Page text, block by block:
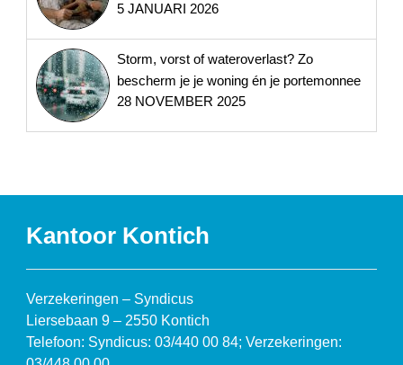
5 JANUARI 2026
Storm, vorst of wateroverlast? Zo
bescherm je je woning én je portemonnee
28 NOVEMBER 2025
Kantoor Kontich
Verzekeringen – Syndicus
Liersebaan 9 – 2550 Kontich
Telefoon: Syndicus: 03/440 00 84; Verzekeringen: